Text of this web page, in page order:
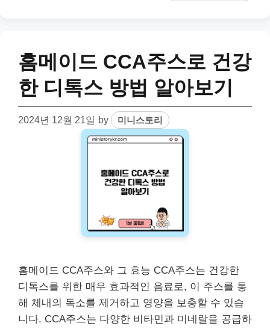
홈메이드 CCA주스로 건강
한 디톡스 방법 알아보기
2024년 12월 21일 by 미니스토리
홈메이드 CCA주스와 그 효능 CCA주스는 건강한
디톡스를 위한 매우 효과적인 음료로, 이 주스를 통
해 체내의 독소를 제거하고 영양을 보충할 수 있습
니다. CCA주스는 다양한 비타민과 미네랄을 공급하